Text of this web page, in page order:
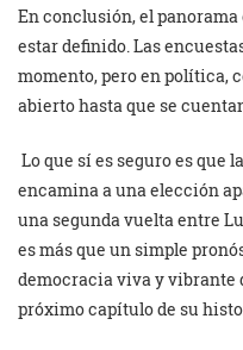
En conclusión, el
estar definido. Las
momento, pero en política,
abierto hasta que se
Lo que sí es seguro es que
encamina a una elección
una segunda vuelta entre
es más que un simple
democracia viva y vibrante
próximo capítulo de su